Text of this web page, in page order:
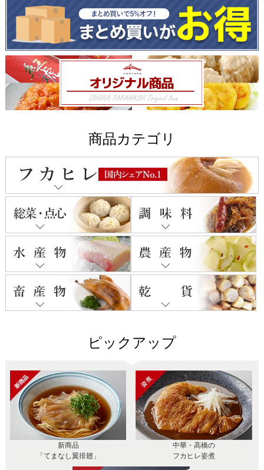
商品カテゴリ
ピックアップ
新商品
「てまなし翼排翅」
中華・高橋の
フカヒレ姿煮